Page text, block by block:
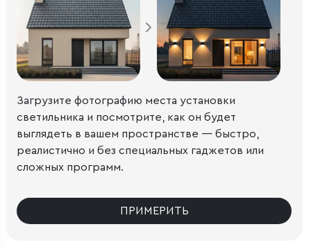
Загрузите фотографию места установки
светильника и посмотрите, как он будет
выглядеть в вашем пространстве — быстро,
реалистично и без специальных гаджетов или
сложных программ.
ПРИМЕРИТЬ